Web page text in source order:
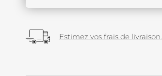
Estimez vos frais de livraison.